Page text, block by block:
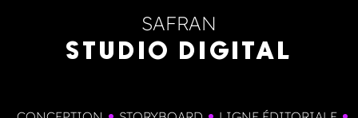
SAFRAN
STUDIO DIGITAL